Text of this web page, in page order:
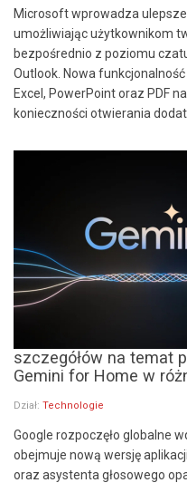
Microsoft wprowadza
umożliwiając użytkownikom
bezpośrednio z poziomu
Outlook. Nowa
Excel, PowerPoint oraz PDF
konieczności otwierania
szczegółów na temat
Gemini for Home w
Dział: Technologie
Google rozpoczęło globalne
obejmuje nową wersję
oraz asystenta głosowego